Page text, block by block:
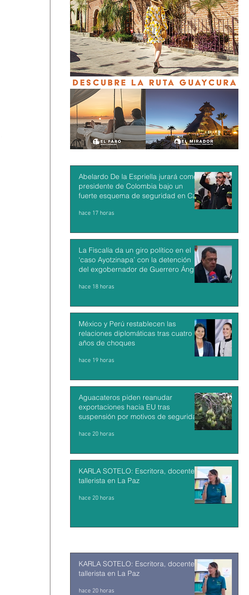
Abelardo De la Espriella jurará como
presidente de Colombia bajo un
fuerte esquema de seguridad en Cali
hace 17 horas
La Fiscalía da un giro político en el
‘caso Ayotzinapa’ con la detención
del exgobernador de Guerrero Ángel
hace 18 horas
México y Perú restablecen las
relaciones diplomáticas tras cuatro
años de choques
hace 19 horas
Aguacateros piden reanudar
exportaciones hacia EU tras
suspensión por motivos de seguridad
hace 20 horas
KARLA SOTELO: Escritora, docente y
tallerista en La Paz
hace 20 horas
KARLA SOTELO: Escritora, docente y
tallerista en La Paz
hace 20 horas